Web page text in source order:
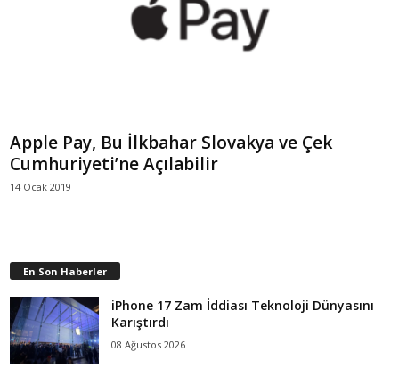
Apple Pay, Bu İlkbahar Slovakya ve Çek
Cumhuriyeti’ne Açılabilir
14 Ocak 2019
En Son Haberler
iPhone 17 Zam İddiası Teknoloji Dünyasını
Karıştırdı
08 Ağustos 2026